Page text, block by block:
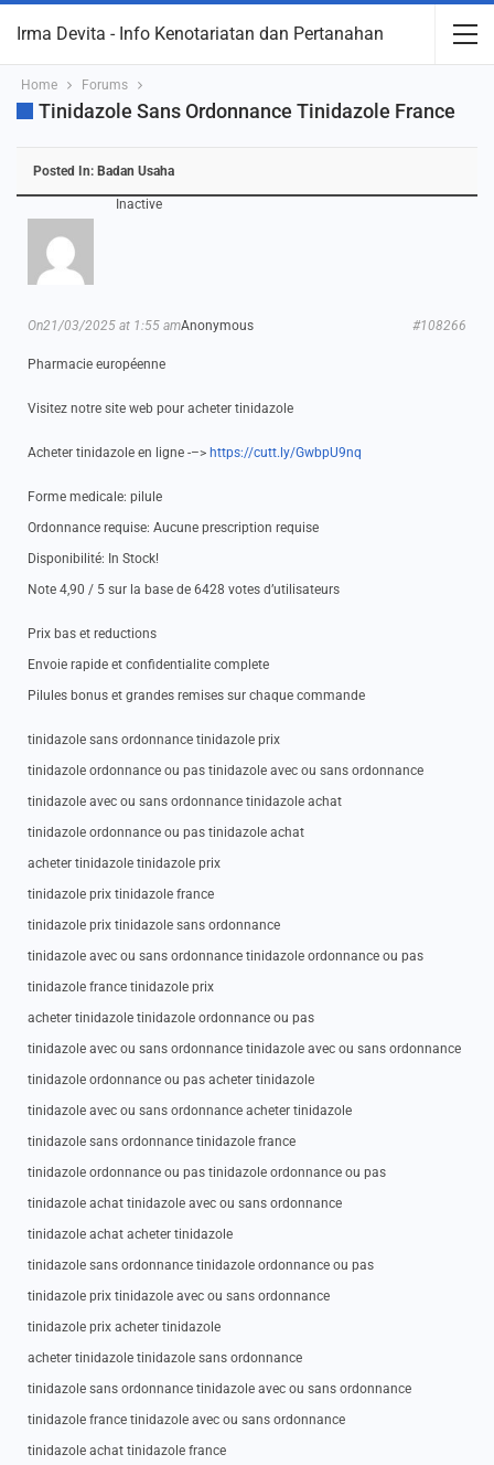
Irma Devita - Info Kenotariatan dan Pertanahan
Home Forums
Tinidazole Sans Ordonnance Tinidazole France
Posted In: Badan Usaha
Inactive
Anonymous
On21/03/2025 at 1:55 am #108266
Pharmacie européenne
Visitez notre site web pour acheter tinidazole
Acheter tinidazole en ligne -–> https://cutt.ly/GwbpU9nq
Forme medicale: pilule
Ordonnance requise: Aucune prescription requise
Disponibilité: In Stock!
Note 4,90 / 5 sur la base de 6428 votes d’utilisateurs
Prix bas et reductions
Envoie rapide et confidentialite complete
Pilules bonus et grandes remises sur chaque commande
tinidazole sans ordonnance tinidazole prix
tinidazole ordonnance ou pas tinidazole avec ou sans ordonnance
tinidazole avec ou sans ordonnance tinidazole achat
tinidazole ordonnance ou pas tinidazole achat
acheter tinidazole tinidazole prix
tinidazole prix tinidazole france
tinidazole prix tinidazole sans ordonnance
tinidazole avec ou sans ordonnance tinidazole ordonnance ou pas
tinidazole france tinidazole prix
acheter tinidazole tinidazole ordonnance ou pas
tinidazole avec ou sans ordonnance tinidazole avec ou sans ordonnance
tinidazole ordonnance ou pas acheter tinidazole
tinidazole avec ou sans ordonnance acheter tinidazole
tinidazole sans ordonnance tinidazole france
tinidazole ordonnance ou pas tinidazole ordonnance ou pas
tinidazole achat tinidazole avec ou sans ordonnance
tinidazole achat acheter tinidazole
tinidazole sans ordonnance tinidazole ordonnance ou pas
tinidazole prix tinidazole avec ou sans ordonnance
tinidazole prix acheter tinidazole
acheter tinidazole tinidazole sans ordonnance
tinidazole sans ordonnance tinidazole avec ou sans ordonnance
tinidazole france tinidazole avec ou sans ordonnance
tinidazole achat tinidazole france